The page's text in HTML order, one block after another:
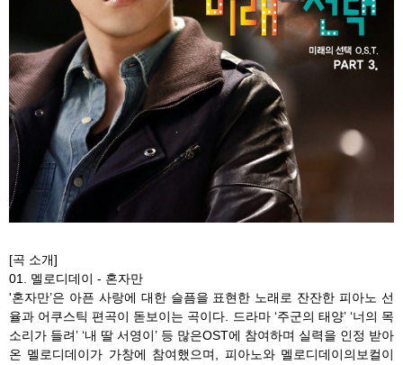
[곡 소개]
01. 멜로디데이 - 혼자만
'혼자만’은 아픈 사랑에 대한 슬픔을 표현한 노래로 잔잔한 피아노 선
율과 어쿠스틱 편곡이 돋보이는 곡이다. 드라마 ‘주군의 태양’ ‘너의 목
소리가 들려’ ‘내 딸 서영이’ 등 많은OST에 참여하며 실력을 인정 받아
온 멜로디데이가 가창에 참여했으며, 피아노와 멜로디데이의보컬이